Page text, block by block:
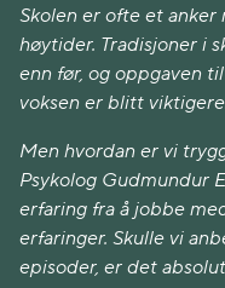
Skolen er ofte et
høytider. Tradisjoner i
enn før, og oppgaven
voksen er blitt
Men hvordan er vi
Psykolog Gudmundur
erfaring fra å jobbe
erfaringer. Skulle vi
episoder, er det